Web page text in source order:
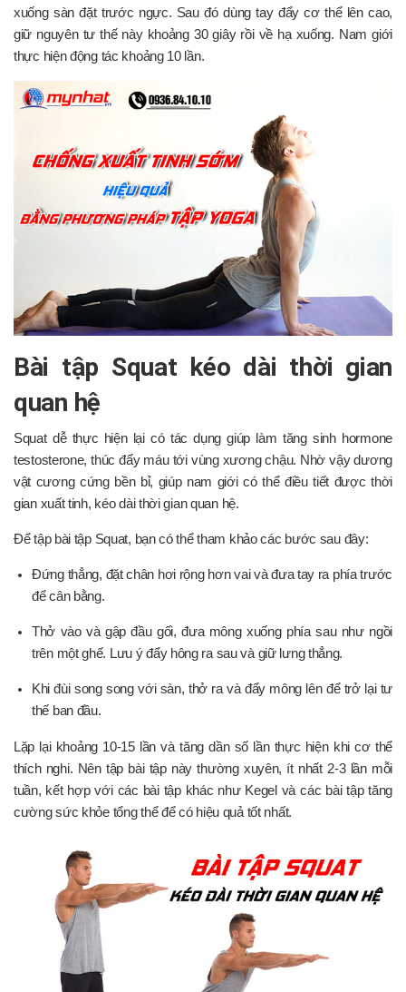
xuống sàn đặt trước ngực. Sau đó dùng tay đẩy cơ thể lên cao,
giữ nguyên tư thế này khoảng 30 giây rồi về hạ xuống. Nam giới
thực hiện động tác khoảng 10 lần.
Bài tập Squat kéo dài thời gian
quan hệ
Squat dễ thực hiện lại có tác dụng giúp làm tăng sinh hormone
testosterone, thúc đẩy máu tới vùng xương chậu. Nhờ vậy dương
vật cương cứng bền bỉ, giúp nam giới có thể điều tiết được thời
gian xuất tinh, kéo dài thời gian quan hệ.
Để tập bài tập Squat, bạn có thể tham khảo các bước sau đây:
Đứng thẳng, đặt chân hơi rộng hơn vai và đưa tay ra phía trước
để cân bằng.
Thở vào và gập đầu gối, đưa mông xuống phía sau như ngồi
trên một ghế. Lưu ý đẩy hông ra sau và giữ lưng thẳng.
Khi đùi song song với sàn, thở ra và đẩy mông lên để trở lại tư
thế ban đầu.
Lặp lại khoảng 10-15 lần và tăng dần số lần thực hiện khi cơ thể
thích nghi. Nên tập bài tập này thường xuyên, ít nhất 2-3 lần mỗi
tuần, kết hợp với các bài tập khác như Kegel và các bài tập tăng
cường sức khỏe tổng thể để có hiệu quả tốt nhất.